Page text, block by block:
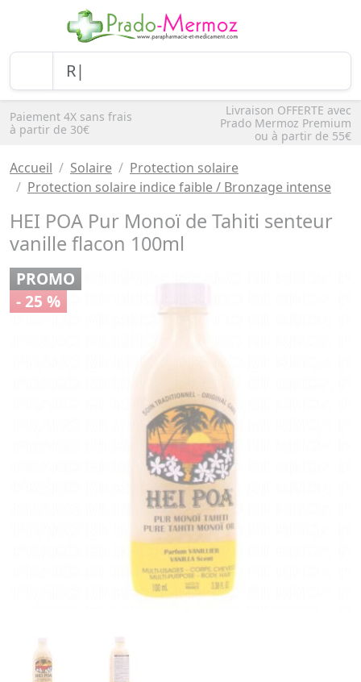
Paiement 4X sans frais
à partir de 30€
Livraison OFFERTE avec
Prado Mermoz Premium
ou à partir de 55€
Accueil Solaire
Protection solaire
Protection solaire indice faible / Bronzage intense
HEI POA Pur Monoï de Tahiti senteur
vanille flacon 100ml
PROMO
- 25 %